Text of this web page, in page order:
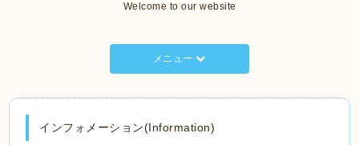
Welcome to our website
メニュー
インフォメーション(Information)